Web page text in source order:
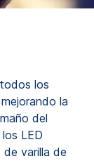
los
la
del
LED
varilla de